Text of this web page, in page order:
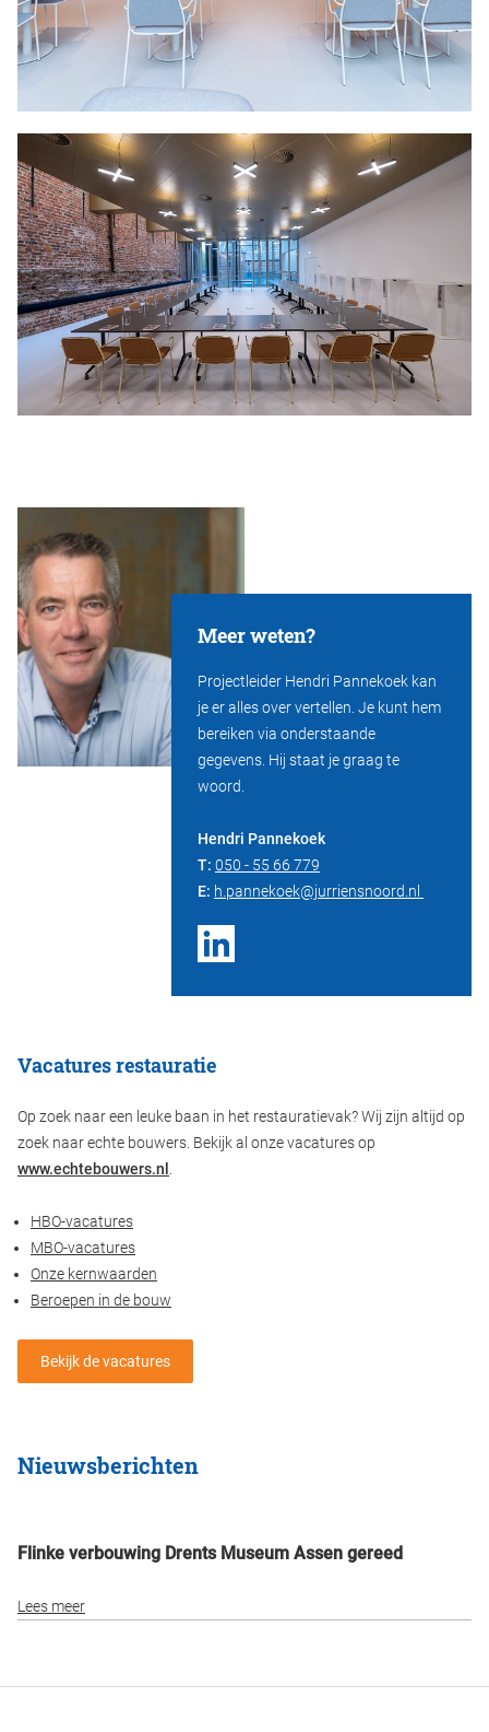
Meer weten?
Projectleider Hendri Pannekoek kan
je er alles over vertellen. Je kunt hem
bereiken via onderstaande
gegevens. Hij staat je graag te
woord.
Hendri Pannekoek
T: 050 - 55 66 779
E: h.pannekoek@jurriensnoord.nl
Vacatures restauratie
Op zoek naar een leuke baan in het restauratievak? Wij zijn altijd op
zoek naar echte bouwers. Bekijk al onze vacatures op
www.echtebouwers.nl
HBO-vacatures
MBO-vacatures
Onze kernwaarden
Beroepen in de bouw
Bekijk de vacatures
Nieuwsberichten
Flinke verbouwing Drents Museum Assen gereed
Lees meer